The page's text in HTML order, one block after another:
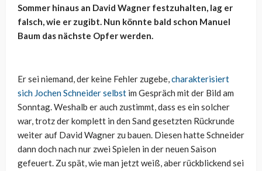
Sommer hinaus an David Wagner festzuhalten, lag er
falsch, wie er zugibt. Nun könnte bald schon Manuel
Baum das nächste Opfer werden.
Er sei niemand, der keine Fehler zugebe,charakterisiert
sich Jochen Schneider selbst im Gespräch mit der Bild am
Sonntag. Weshalb er auch zustimmt, dass es ein solcher
war, trotz der komplett in den Sand gesetzten Rückrunde
weiter auf David Wagner zu bauen. Diesen hatte Schneider
dann doch nach nur zwei Spielen in der neuen Saison
gefeuert. Zu spät, wie man jetzt weiß, aber rückblickend sei